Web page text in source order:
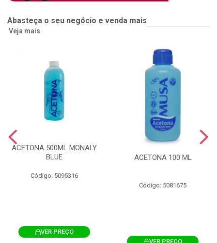
Abasteça o seu negócio e venda mais
Veja mais
ACETONA 500ML MONALY
BLUE
Código: 5095316
VER PREÇO
ACETONA 100 ML
Código: 5081675
VER PREÇO